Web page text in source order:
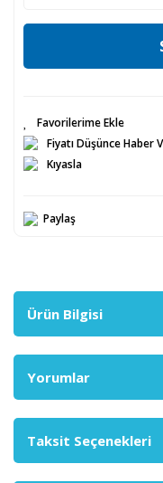
Fiyatı Düşünce Haber
Kıyasla
Paylaş
Ürün Bilgisi
Yorumlar
Taksit Seçenekleri